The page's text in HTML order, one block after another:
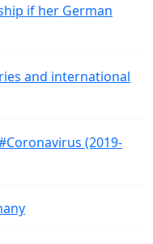
if her German
and international
(2019-